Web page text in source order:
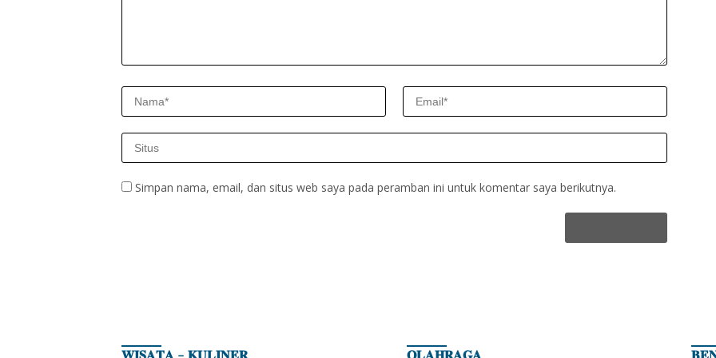
Simpan nama, email, dan situs web saya pada peramban ini untuk komentar saya berikutnya.